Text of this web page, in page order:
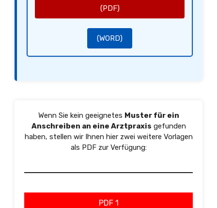
(PDF)
(WORD)
Wenn Sie kein geeignetes Muster für ein
Anschreiben an eine Arztpraxis gefunden
haben, stellen wir Ihnen hier zwei weitere Vorlagen
als PDF zur Verfügung:
PDF 1